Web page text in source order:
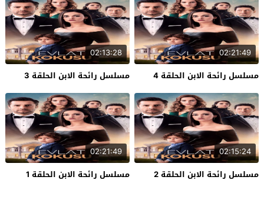
02:21:49
مسلسل رائحة الابن الحلقة 4
02:13:28
مسلسل رائحة الابن الحلقة 3
02:15:24
مسلسل رائحة الابن الحلقة 2
02:21:49
مسلسل رائحة الابن الحلقة 1